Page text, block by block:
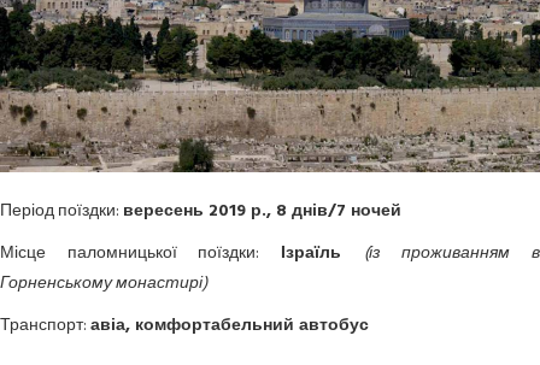
Період поїздки: вересень 2019 р., 8 днів/7 ночей
Місце паломницької поїздки: Ізраїль (із проживанням в
Горненськомумонастирі)
Транспорт:авіа, комфортабельний автобус